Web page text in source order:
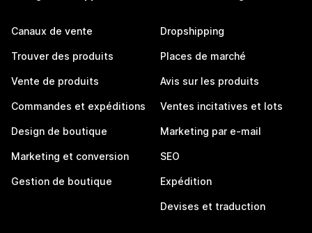
Canaux de vente
Trouver des produits
Vente de produits
Commandes et expéditions
Design de boutique
Marketing et conversion
Gestion de boutique
Dropshipping
Places de marché
Avis sur les produits
Ventes incitatives et lots
Marketing par e-mail
SEO
Expédition
Devises et traduction